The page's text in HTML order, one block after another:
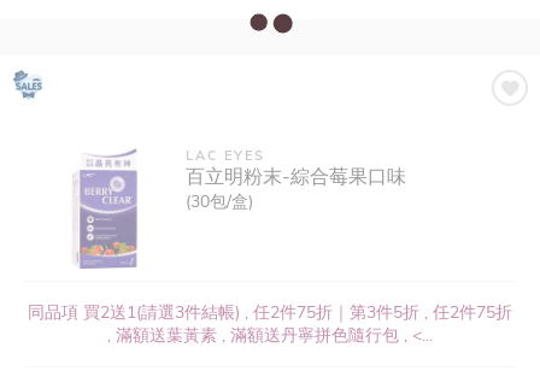
LAC EYES
百立明粉末-綜合莓果口味
(30包/盒)
同品項 買2送1(請選3件結帳) , 任2件75折｜第3件5折 , 任2件75折
, 滿額送葉黃素 , 滿額送丹寧拼色隨行包 , <...